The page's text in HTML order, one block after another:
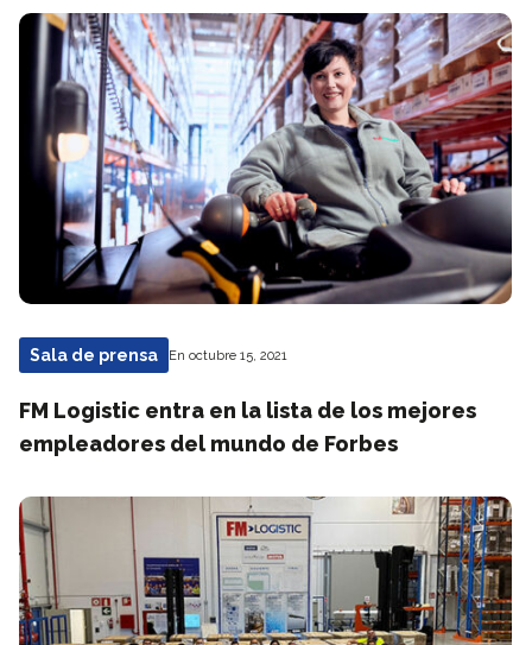
Sala de prensa En octubre 15, 2021
FM Logistic entra en la lista de los mejores
empleadores del mundo de Forbes